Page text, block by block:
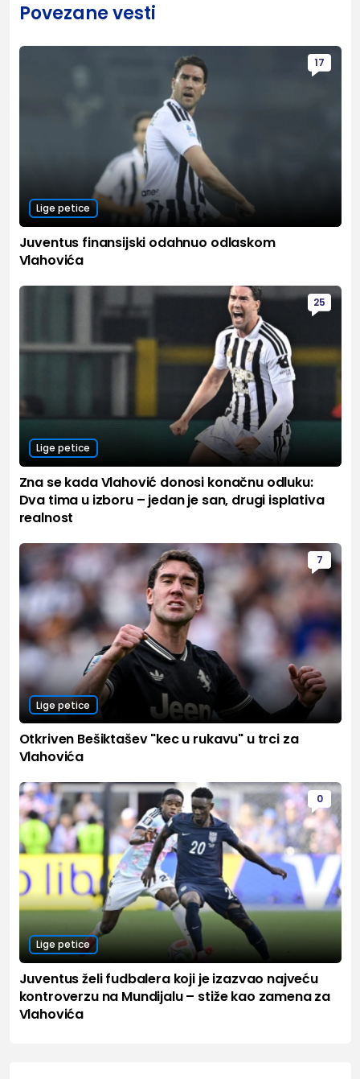
Povezane vesti
17
Lige petice
Juventus finansijski odahnuo odlaskom
Vlahovića
25
Lige petice
Zna se kada Vlahović donosi konačnu odluku:
Dva tima u izboru – jedan je san, drugi isplativa
realnost
7
Lige petice
Otkriven Bešiktašev "kec u rukavu" u trci za
Vlahovića
0
Lige petice
Juventus želi fudbalera koji je izazvao najveću
kontroverzu na Mundijalu – stiže kao zamena za
Vlahovića